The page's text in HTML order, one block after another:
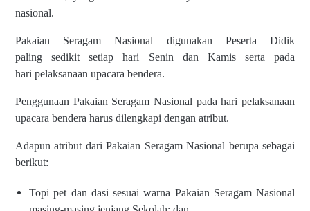
Pakaian Seragam Putri Model 2
Pakaian Seragam Putri Model 3
nasional.
Pakaian Seragam Nasional digunakan Peserta Didik
palingsedikit setiap hari Senin dan Kamis serta pada
hari pelaksanaan upacara bendera.
Penggunaan Pakaian Seragam Nasional pada hari pelaksanaan
upacara bendera harus dilengkapi dengan atribut.
Adapun atribut dariPakaian Seragam Nasional berupa sebagai
berikut:
Topi pet dan dasi sesuai warna Pakaian Seragam Nasional